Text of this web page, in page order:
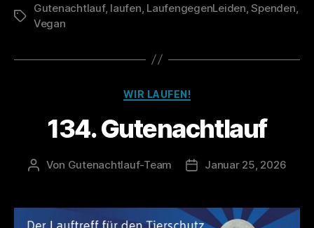
134.
Schlagwörter
Gutenachtlauf, laufen, LaufengegenLeiden,Spenden,
Vegan
Kategorien
WIR LAUFEN!
134. Gutenachtlauf
Beitragsautor
Von Gutenachtlauf-Team Veröffentlichungsdatum
Januar 25, 2026